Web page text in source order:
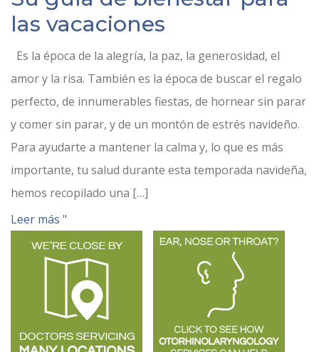
las vacaciones
Es la época de la alegría, la paz, la generosidad, el
amor y la risa. También es la época de buscar el regalo
perfecto, de innumerables fiestas, de hornear sin parar
y comer sin parar, y de un montón de estrés navideño.
Para ayudarte a mantener la calma y, lo que es más
importante, tu salud durante esta temporada navideña,
hemos recopilado una […]
Leer más "